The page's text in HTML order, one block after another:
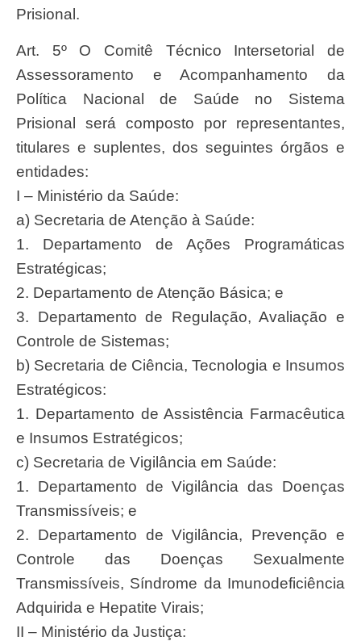
Prisional.
Art. 5º O Comitê Técnico Intersetorial de
Assessoramento e Acompanhamento da
Política Nacional de Saúde no Sistema
Prisional será composto por representantes,
titulares e suplentes, dos seguintes órgãos e
entidades:
I – Ministério da Saúde:
a) Secretaria de Atenção à Saúde:
1. Departamento de Ações Programáticas
Estratégicas;
2. Departamento de Atenção Básica; e
3. Departamento de Regulação, Avaliação e
Controle de Sistemas;
b) Secretaria de Ciência, Tecnologia e Insumos
Estratégicos:
1. Departamento de Assistência Farmacêutica
e Insumos Estratégicos;
c) Secretaria de Vigilância em Saúde:
1. Departamento de Vigilância das Doenças
Transmissíveis; e
2. Departamento de Vigilância, Prevenção e
Controle das Doenças Sexualmente
Transmissíveis, Síndrome da Imunodeficiência
Adquirida e Hepatite Virais;
II – Ministério da Justiça: